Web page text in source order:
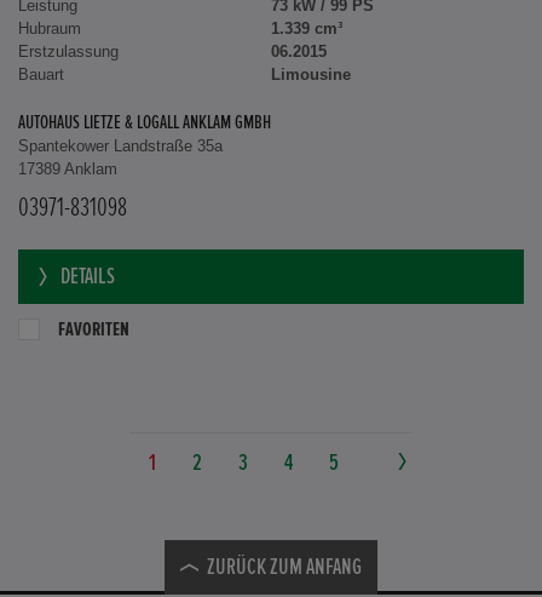
Leistung
73 kW / 99 PS
Hubraum
1.339 cm³
Erstzulassung
06.2015
Bauart
Limousine
AUTOHAUS LIETZE & LOGALL ANKLAM GMBH
Spantekower Landstraße 35a
17389 Anklam
03971-831098
DETAILS
FAVORITEN
1 2 3 4 5
ZURÜCK ZUM ANFANG